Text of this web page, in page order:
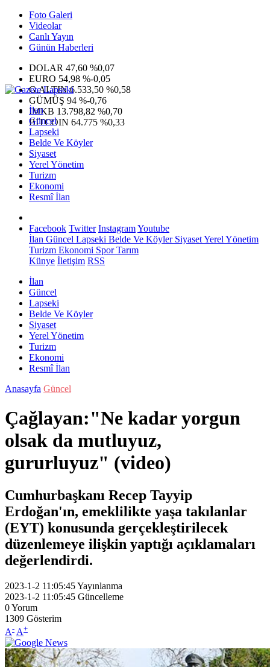
Foto Galeri
Videolar
Canlı Yayın
Günün Haberleri
DOLAR 47,60 %0,07
EURO 54,98 %-0,05
G.ALTIN6.533,50 %0,58
GÜMÜŞ 94 %-0,76
IMKB 13.798,82 %0,70
BITCOIN 64.775 %0,33
İlan
Güncel
Lapseki
Belde Ve Köyler
Siyaset
Yerel Yönetim
Turizm
Ekonomi
Resmî İlan
Facebook Twitter InstagramYoutube
İlan Güncel Lapseki Belde Ve KöylerSiyasetYerel Yönetim
Turizm Ekonomi SporTarım
Künye İletişim RSS
İlan
Güncel
Lapseki
Belde Ve Köyler
Siyaset
Yerel Yönetim
Turizm
Ekonomi
Resmî İlan
Anasayfa Güncel
Çağlayan:"Ne kadar yorgun
olsak da mutluyuz,
gururluyuz" (video)
Cumhurbaşkanı Recep Tayyip
Erdoğan'ın, emeklilikte yaşa takılanlar
(EYT) konusunda gerçekleştirilecek
düzenlemeye ilişkin yaptığı açıklamaları
değerlendirdi.
2023-1-2 11:05:45Yayınlanma
2023-1-2 11:05:45 Güncelleme
0Yorum
1309 Gösterim
A- A+